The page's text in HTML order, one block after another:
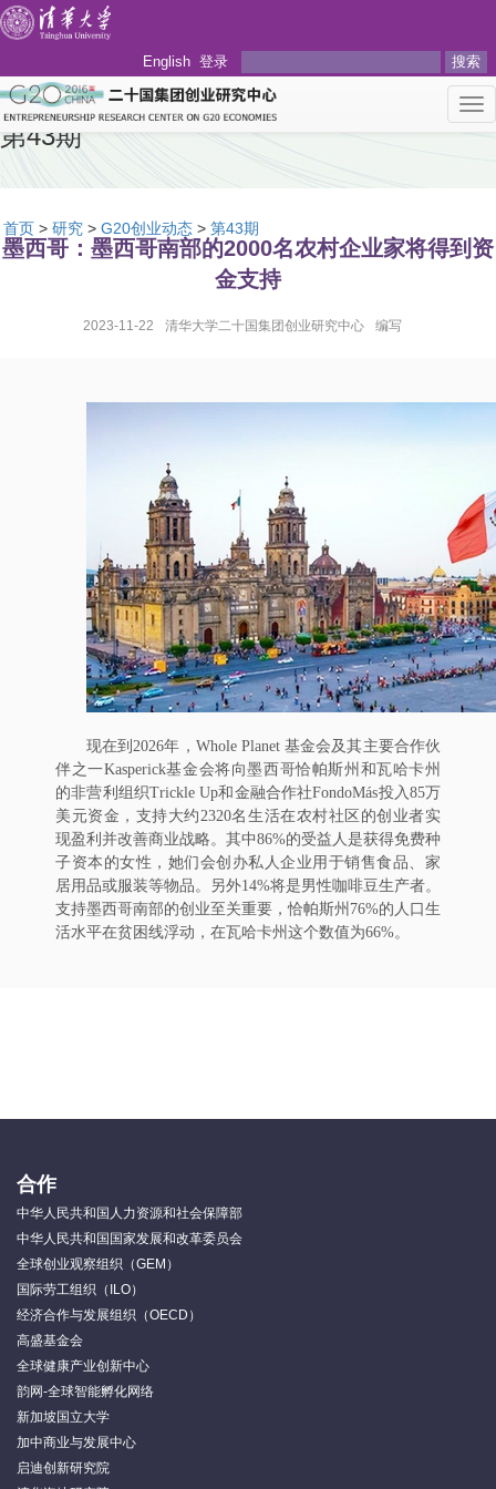
English 登录 搜索
第43期
首页 > 研究 > G20创业动态 > 第43期
墨西哥：墨西哥南部的2000名农村企业家将得到资
金支持
2023-11-22 清华大学二十国集团创业研究中心 编写
现在到2026年，Whole Planet 基金会及其主要合作伙
伴之一Kasperick基金会将向墨西哥恰帕斯州和瓦哈卡州
的非营利组织Trickle Up和金融合作社FondoMás投入85万
美元资金，支持大约2320名生活在农村社区的创业者实
现盈利并改善商业战略。其中86%的受益人是获得免费种
子资本的女性，她们会创办私人企业用于销售食品、家
居用品或服装等物品。另外14%将是男性咖啡豆生产者。
支持墨西哥南部的创业至关重要，恰帕斯州76%的人口生
活水平在贫困线浮动，在瓦哈卡州这个数值为66%。
合作
中华人民共和国人力资源和社会保障部
中华人民共和国国家发展和改革委员会
全球创业观察组织（GEM）
国际劳工组织（ILO）
经济合作与发展组织（OECD）
高盛基金会
全球健康产业创新中心
韵网-全球智能孵化网络
新加坡国立大学
加中商业与发展中心
启迪创新研究院